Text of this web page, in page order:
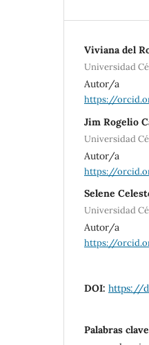
Viviana del
Universidad
Autor/a
https://
Jim Rogelio
Universidad
Autor/a
https://
Selene
Universidad
Autor/a
https://
DOI: https://
Palabras